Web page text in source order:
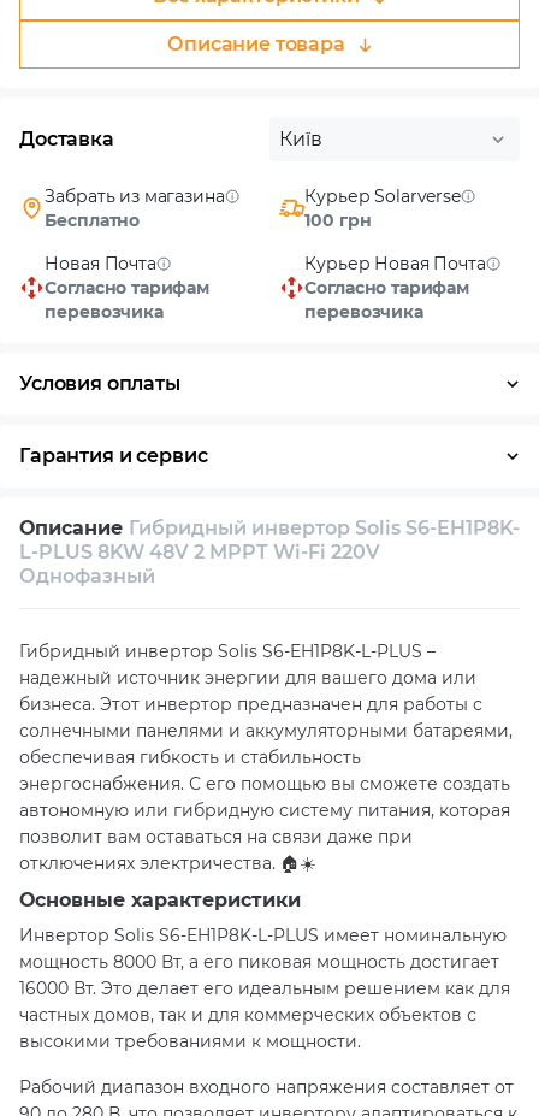
Описание товара
Доставка Київ
Забрать из магазина
Бесплатно
Курьер Solarverse
100 грн
Новая Почта
Согласно тарифам
перевозчика
Курьер Новая Почта
Согласно тарифам
перевозчика
Условия оплаты
Гарантия и сервис
Собственный сервисный центр
Техническая поддержка
Описание Гибридный инвертор Solis S6-EH1P8K-
L-PLUS 8KW 48V 2 MPPT Wi-Fi 220V
Однофазный
Гибридный инвертор Solis S6-EH1P8K-L-PLUS –
надежный источник энергии для вашего дома или
бизнеса. Этот инвертор предназначен для работы с
солнечными панелями и аккумуляторными батареями,
обеспечивая гибкость и стабильность
энергоснабжения. С его помощью вы сможете создать
автономную или гибридную систему питания, которая
позволит вам оставаться на связи даже при
отключениях электричества. 🏠☀️
Основные характеристики
Инвертор Solis S6-EH1P8K-L-PLUS имеет номинальную
мощность 8000 Вт, а его пиковая мощность достигает
16000 Вт. Это делает его идеальным решением как для
частных домов, так и для коммерческих объектов с
высокими требованиями к мощности.
Рабочий диапазон входного напряжения составляет от